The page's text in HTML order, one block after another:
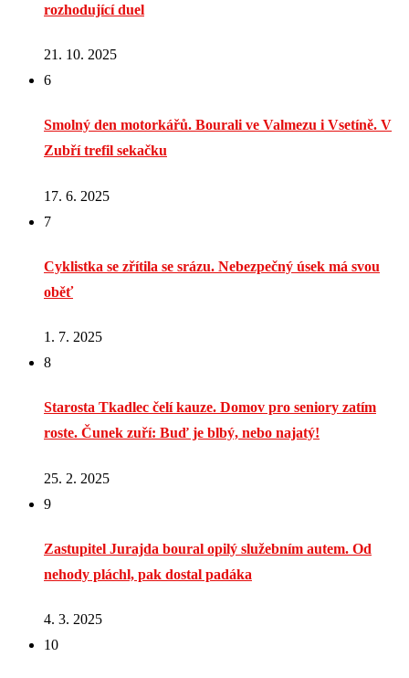
rozhodující duel
21. 10. 2025
6
Smolný den motorkářů. Bourali ve Valmezu i Vsetíně. V
Zubří trefil sekačku
17. 6. 2025
7
Cyklistka se zřítila se srázu. Nebezpečný úsek má svou
oběť
1. 7. 2025
8
Starosta Tkadlec čelí kauze. Domov pro seniory zatím
roste. Čunek zuří: Buď je blbý, nebo najatý!
25. 2. 2025
9
Zastupitel Jurajda boural opilý služebním autem. Od
nehody pláchl, pak dostal padáka
4. 3. 2025
10